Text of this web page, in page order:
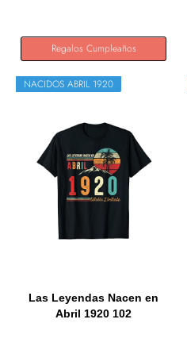
Regalos Cumpleaños
NACIDOS ABRIL 1920
Las Leyendas Nacen en
Abril 1920 102